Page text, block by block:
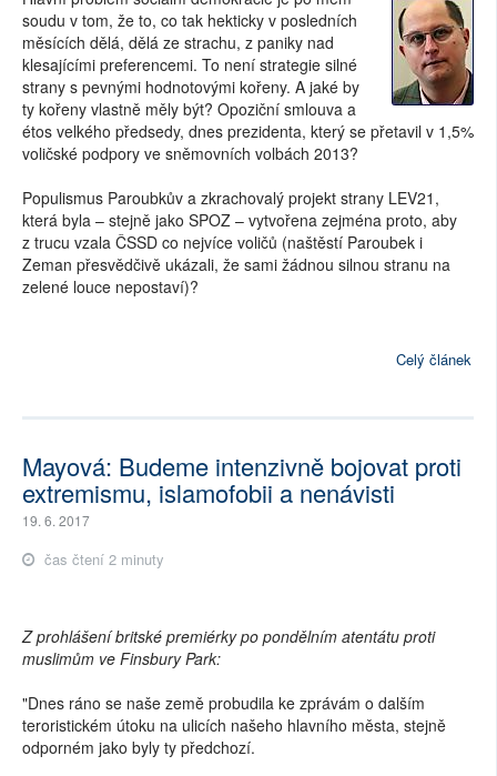
soudu v tom, že to, co tak hekticky v posledních
měsících dělá, dělá ze strachu, z paniky nad
klesajícími preferencemi. To není strategie silné
strany s pevnými hodnotovými kořeny. A jaké by
ty kořeny vlastně měly být? Opoziční smlouva a
étos velkého předsedy, dnes prezidenta, který se přetavil v 1,5%
voličské podpory ve sněmovních volbách 2013?
Populismus Paroubkův a zkrachovalý projekt strany LEV21,
která byla – stejně jako SPOZ – vytvořena zejména proto, aby
z trucu vzala ČSSD co nejvíce voličů (naštěstí Paroubek i
Zeman přesvědčivě ukázali, že sami žádnou silnou stranu na
zelené louce nepostaví)?
Celý článek
Mayová: Budeme intenzivně bojovat proti
extremismu, islamofobii a nenávisti
19. 6. 2017
čas čtení 2 minuty
Z prohlášení britské premiérky po pondělním atentátu proti
muslimům ve Finsbury Park:
"Dnes ráno se naše země probudila ke zprávám o dalším
teroristickém útoku na ulicích našeho hlavního města, stejně
odporném jako byly ty předchozí.